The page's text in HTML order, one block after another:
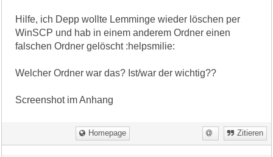
Hilfe, ich Depp wollte Lemminge wieder löschen per
WinSCP und hab in einem anderem Ordner einen
falschen Ordner gelöscht :helpsmilie:
Welcher Ordner war das? Ist/war der wichtig??
Screenshot im Anhang
Homepage Zitieren